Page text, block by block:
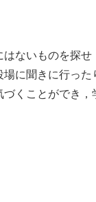
ないものを探せ
に聞きに行った
くことができ，